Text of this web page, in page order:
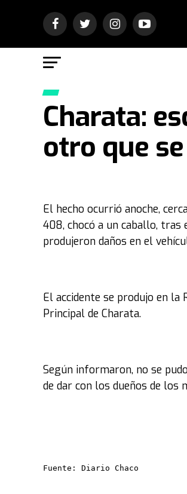
Charata:
otro que
El hecho ocurrió anoche,
408, chocó a un caballo, tras
produjeron daños en el
El accidente se produjo en la
Principal de Charata.
Según informaron, no se
de dar con los dueños de los
Fuente: Diario Chaco